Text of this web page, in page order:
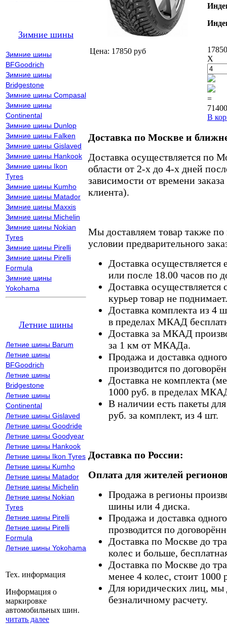
Зимние шины
Зимние шины
BFGoodrich
Зимние шины
Bridgestone
Зимние шины Compasal
Зимние шины
Continental
Зимние шины Dunlop
Зимние шины Falken
Зимние шины Gislaved
Зимние шины Hankook
Зимние шины Ikon
Tyres
Зимние шины Kumho
Зимние шины Matador
Зимние шины Maxxis
Зимние шины Michelin
Зимние шины Nokian
Tyres
Зимние шины Pirelli
Зимние шины Pirelli
Formula
Зимние шины
Yokohama
Летние шины
Летние шины Barum
Летние шины
BFGoodrich
Летние шины
Bridgestone
Летние шины
Continental
Летние шины Gislaved
Летние шины Goodride
Летние шины Goodyear
Летние шины Hankook
Летние шины Ikon Tyres
Летние шины Kumho
Летние шины Matador
Летние шины Michelin
Летние шины Nokian
Tyres
Летние шины Pirelli
Летние шины Pirelli
Formula
Летние шины Yokohama
Тех. информация
Информация о
маркировке
автомобильных шин.
читать далее
Цена: 17850 руб
X
=
В
Доставка по Москве и
Доставка осуществляется по
области от 2-х до 4-х дней
зависимости от времени
клиента).
Мы доставляем товар также
условии предварительного
Доставка осуществляется
или после 18.00 часов по
Доставка осуществляется
курьер товар не поднимает.
Доставка комплекта из 4
в пределах МКАД
Доставка за МКАД
за 1 км от МКАДа.
Продажа и доставка
производится по
Доставка не комплекта
1000 руб. в пределах
В наличии есть пакеты
руб. за комплект, из 4 шт.
Доставка по России:
Оплата для жителей
Продажа в регионы
шины или 4 диска.
Продажа и доставка
прозводится по
Доставка по Москве до
колес и больше,
Доставка по Москве до
менее 4 колес, стоит 1000
Для юридических лиц, мы
безналичному расчету.